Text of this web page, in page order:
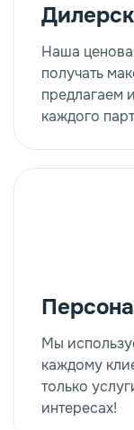
Наша
получать
предлагаем
каждого
Мы
каждому
только
интересах!